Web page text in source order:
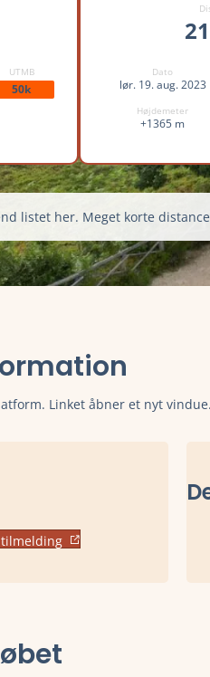
UTMB
50k
Dato
lør. 19. aug. 2023
Højdemeter
+1365 m
listet her. Meget korte
Linket åbner et nyt vindue.